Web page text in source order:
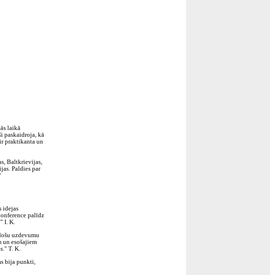
laikā
paskaidroja, kā
praktikanta un
Baltkrievijas,
Paldies par
idejas
palīdz
I. K.
uzdevumu
esošajiem
T. K.
bija punkti,